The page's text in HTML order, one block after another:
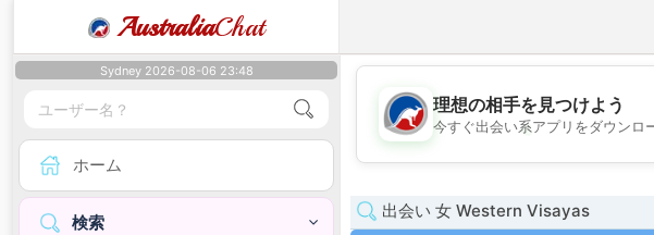
AustraliaChat
Sydney 2026-08-06 23:48
ホーム
検索
💖
理想の相手を見つけよう
今すぐ出会い系アプリをダウンロ
出会い 女 Western Visayas